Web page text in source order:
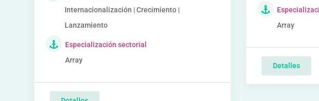
Internacionalización | Crecimiento |
Lanzamiento
Especialización sectorial
Array
Array
Detalles